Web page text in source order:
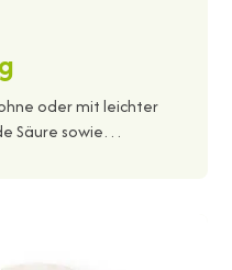
oder mit leichter
Säure sowie…